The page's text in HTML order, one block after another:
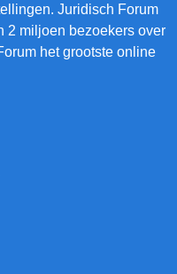
Juridisch Forum
2 miljoen bezoekers over
het grootste online